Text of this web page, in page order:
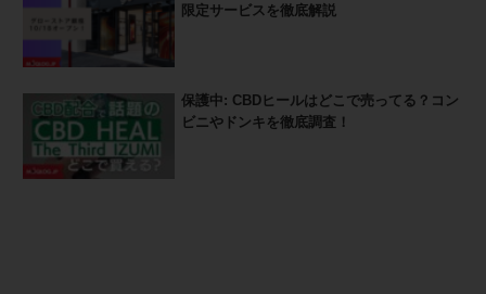
限定サービスを徹底解説
保護中: CBDヒールはどこで売ってる？コン
ビニやドンキを徹底調査！